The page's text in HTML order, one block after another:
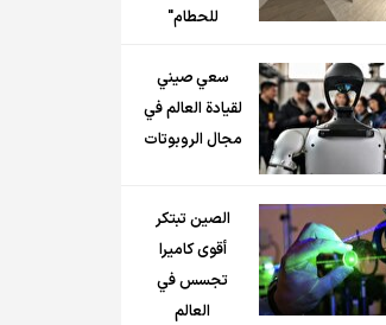
للحطام"
سعي صيني
لقيادة العالم في
مجال الروبوتات
الصين تبتكر
أقوى كاميرا
تجسس في
العالم